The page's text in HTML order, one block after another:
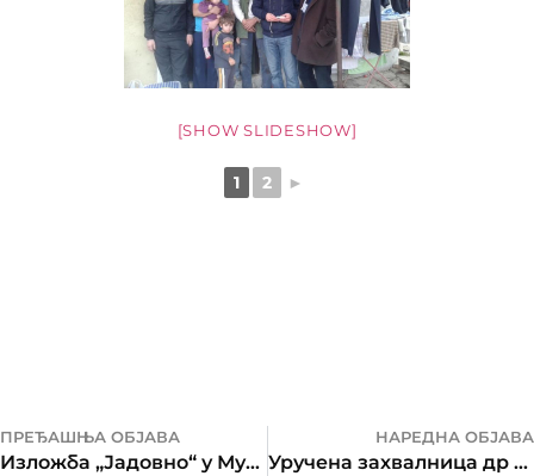
[SHOW SLIDESHOW]
1 2 ►
ПРЕЂАШЊА ОБЈАВА
Изложба „Јадовно“ у Музеј РС не може, а Загорац са црвено-бијелим „шаховница“ шалом може
НАРЕДНА ОБЈАВА
Уручена захвалница др Смиљани Параш